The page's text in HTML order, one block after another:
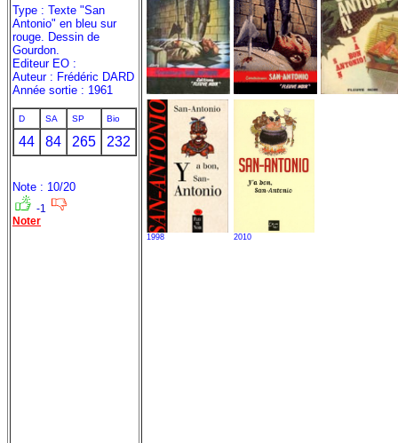
Type : Texte "San
Antonio" en bleu sur
rouge. Dessin de
Gourdon.
Editeur EO :
Auteur : Frédéric DARD
Année sortie : 1961
D SA SP Bio
44 84 265 232
Note : 10/20
-1
Noter
1998 2010